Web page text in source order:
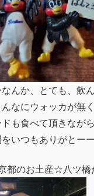
んか、とても、飲
なにウォッカが無
も食べて頂きなが
いつもありがとー
都のお土産☆八ツ橋